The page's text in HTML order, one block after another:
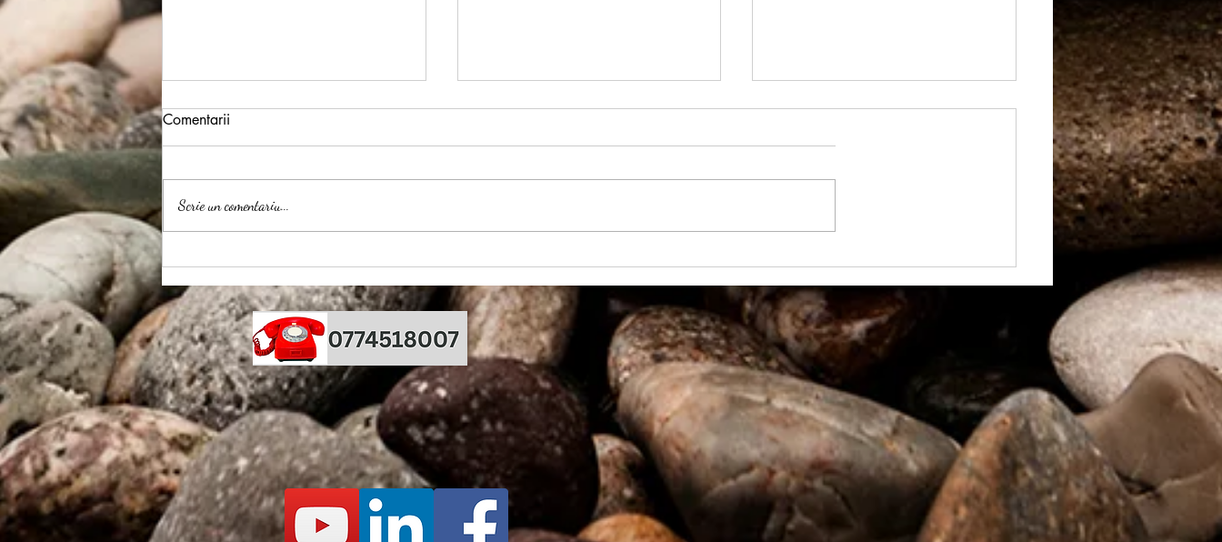
Thermomix
mai eficient pentru cei dragi
Thermomix
Comentarii
Scrie un comentariu...